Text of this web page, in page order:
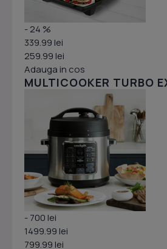
- 24 %
339.99 lei
259.99 lei
Adauga in cos
MULTICOOKER TURBO
- 700 lei
1499.99 lei
799.99 lei